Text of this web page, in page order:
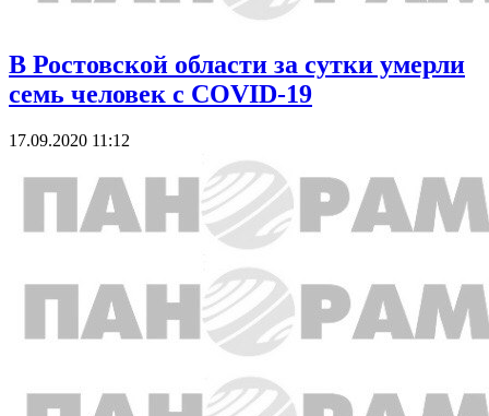
В Ростовской области за сутки умерли
семь человек с COVID-19
17.09.2020 11:12